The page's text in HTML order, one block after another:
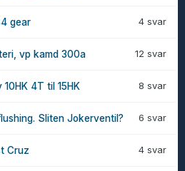
4 svar
gear
12 svar
vp kamd 300a
8 svar
4T til 15HK
6 svar
Sliten Jokerventil?
4 svar
Cruz